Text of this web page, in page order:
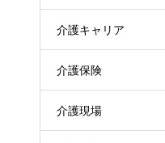
介護キャリア
介護保険
介護現場